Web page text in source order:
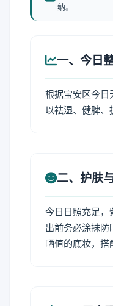
纳。
一、今日
根据宝安区今
以祛湿、健脾、
二、护肤
今日日照充足，
出前务必涂抹
晒值的底妆，搭